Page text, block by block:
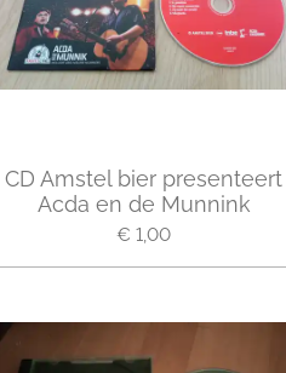
CD Amstel bier presenteert
Acda en de Munnink
€ 1,00